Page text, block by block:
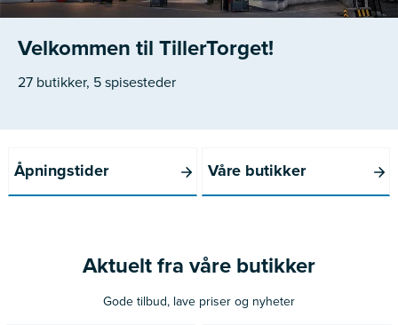
Velkommen til TillerTorget!
27 butikker, 5 spisesteder
Åpningstider Våre butikker
Aktuelt fra våre butikker
Gode tilbud, lave priser og nyheter